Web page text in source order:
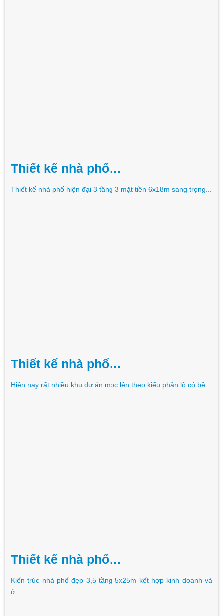
Thiết kế nhà phố…
Thiết kế nhà phố hiện đại 3 tầng 3 mặt tiền 6x18m sang trọng...
Thiết kế nhà phố…
Hiện nay rất nhiều khu dự án mọc lên theo kiểu phân lô có bề...
Thiết kế nhà phố…
Kiến trúc nhà phố đẹp 3,5 tầng 5x25m kết hợp kinh doanh và
ở...